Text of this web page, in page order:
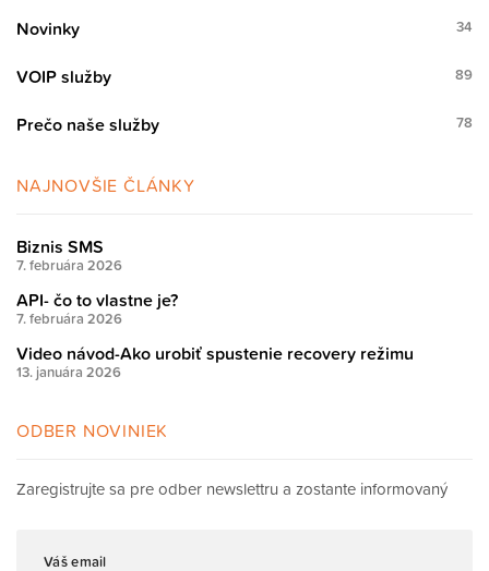
Novinky 34
VOIP služby 89
Prečo naše služby 78
NAJNOVŠIE ČLÁNKY
Biznis SMS
7. februára 2026
API- čo to vlastne je?
7. februára 2026
Video návod-Ako urobiť spustenie recovery režimu
13. januára 2026
ODBER NOVINIEK
Zaregistrujte sa pre odber newslettru a zostante informovaný